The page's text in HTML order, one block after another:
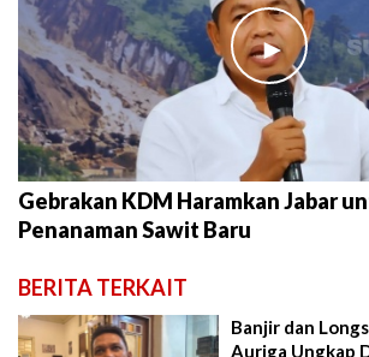
►
Gebrakan KDM Haramkan Jabar
Penanaman Sawit Baru
BERITA TERKAIT
Banjir dan
Auriga Ungkap